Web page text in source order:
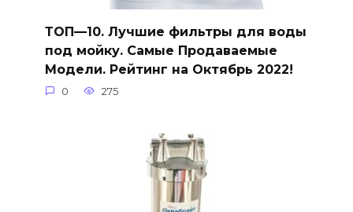
ТОП—10. Лучшие фильтры для воды
под мойку. Самые Продаваемые
Модели. Рейтинг на Октябрь 2022!
0 275